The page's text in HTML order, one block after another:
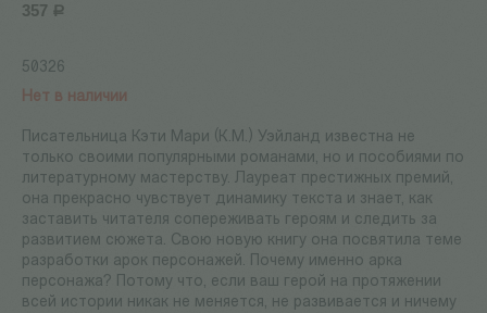
357 Р
50326
Нет в наличии
Писательница Кэти Мари (К.М.) Уэйланд известна не
только своими популярными романами, но и пособиями по
литературному мастерству. Лауреат престижных премий,
она прекрасно чувствует динамику текста и знает, как
заставить читателя сопереживать героям и следить за
развитием сюжета. Свою новую книгу она посвятила теме
разработки арок персонажей. Почему именно арка
персонажа? Потому что, если ваш герой на протяжении
всей истории никак не меняется, не развивается и ничему